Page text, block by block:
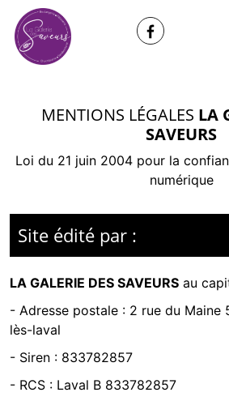
MENTIONS LÉGALES LA
SAVEURS
Loi du 21 juin 2004 pour la
numérique
Site édité par :
LA GALERIE DES SAVEURS au
- Adresse postale : 2 rue du Maine
lès-laval
- Siren : 833782857
- RCS : Laval B 833782857